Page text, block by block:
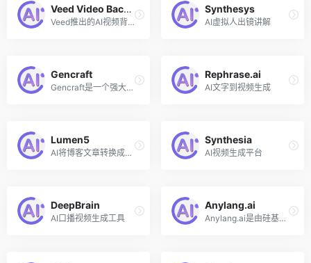
Veed Video Background Remover
Veed推出的AI视频背景移除工具
Synthesys
AI虚拟人出镜讲解
Gencraft
Gencraft是一个强大的人工智能艺术生成器，可以将文字转换为独特的图像和视频。只需输入文本提示，从其提供的不同风格中选择，便可以创建和生成视频和高分辨率图像，或共享你的创意设计。
Rephrase.ai
AI文字到视频生成
Lumen5
AI将博客文章转换成视频
Synthesia
AI视频生成平台
DeepBrain
AI口播视频生成工具
Anylang.ai
Anylang.ai是由硅基智能推出的一款AI视频翻译工具，以其独特的语音同步技术，为全球用户提供流畅的语言转换体验。该工具不仅能够准确翻译视频内容，还能保持原说话者的音色、口型和风格，类似于HeyGen的Video Translate功能。除开网页版外，硅基智能还提供了微信小程序「硅语翻译」在移动端体验该功能。